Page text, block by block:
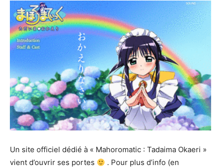
Un site officiel dédié à « Mahoromatic : Tadaima Okaeri »
vient d’ouvrir ses portes
. Pour plus d’info (en